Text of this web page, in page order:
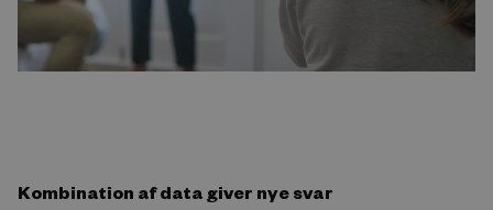
Kombination af data giver nye svar